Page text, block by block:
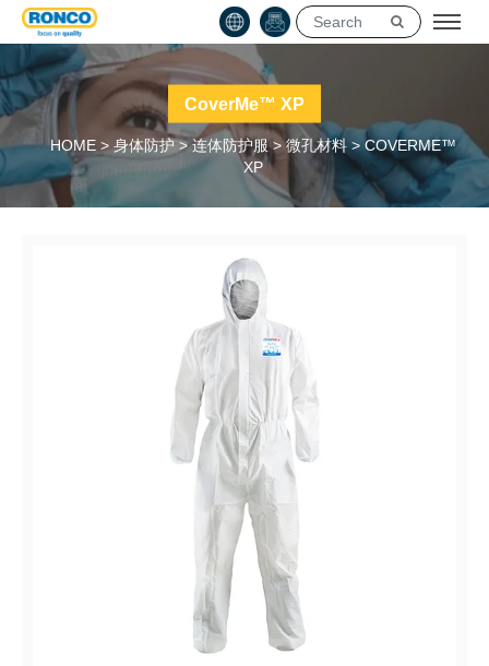
CoverMe™ XP
HOME> 身体防护>连体防护服>微孔材料> COVERME™
XP